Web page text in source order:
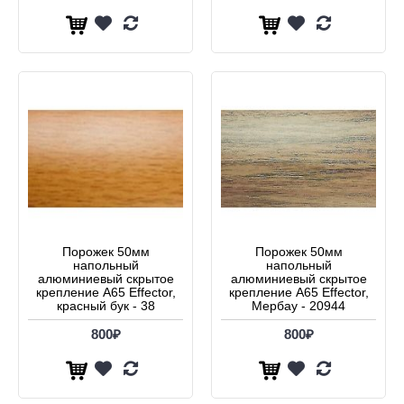
Порожек 50мм
напольный
алюминиевый скрытое
крепление А65 Effector,
красный бук - 38
800₽
Порожек 50мм
напольный
алюминиевый скрытое
крепление А65 Effector,
Мербау - 20944
800₽